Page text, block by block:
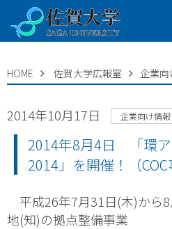
HOME 佐賀大学広報室 企業
2014年10月17日 企業向け情報
2014年8月4日 「環
2014」を開催！（COC
平成26年7月31日(木)から8
地(知)の拠点整備事業